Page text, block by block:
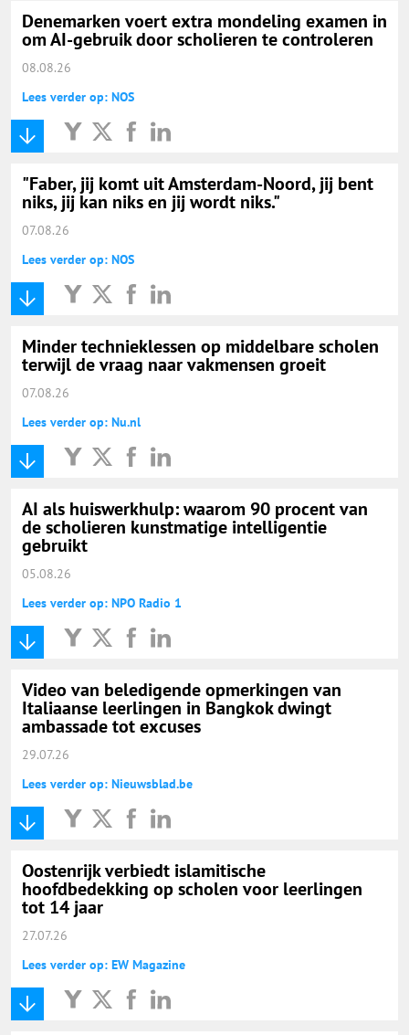
Denemarken voert extra mondeling examen in
om AI-gebruik door scholieren te controleren
08.08.26
Lees verder op: NOS
"Faber, jij komt uit Amsterdam-Noord, jij bent
niks, jij kan niks en jij wordt niks."
07.08.26
Lees verder op: NOS
Minder technieklessen op middelbare scholen
terwijl de vraag naar vakmensen groeit
07.08.26
Lees verder op: Nu.nl
AI als huiswerkhulp: waarom 90 procent van
de scholieren kunstmatige intelligentie
gebruikt
05.08.26
Lees verder op: NPO Radio 1
Video van beledigende opmerkingen van
Italiaanse leerlingen in Bangkok dwingt
ambassade tot excuses
29.07.26
Lees verder op: Nieuwsblad.be
Oostenrijk verbiedt islamitische
hoofdbedekking op scholen voor leerlingen
tot 14 jaar
27.07.26
Lees verder op: EW Magazine